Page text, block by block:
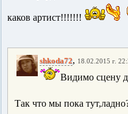
каков артист!!!!!!!
shkoda72, 18.02.2015 г.
Видимо сцену
Так что мы пока